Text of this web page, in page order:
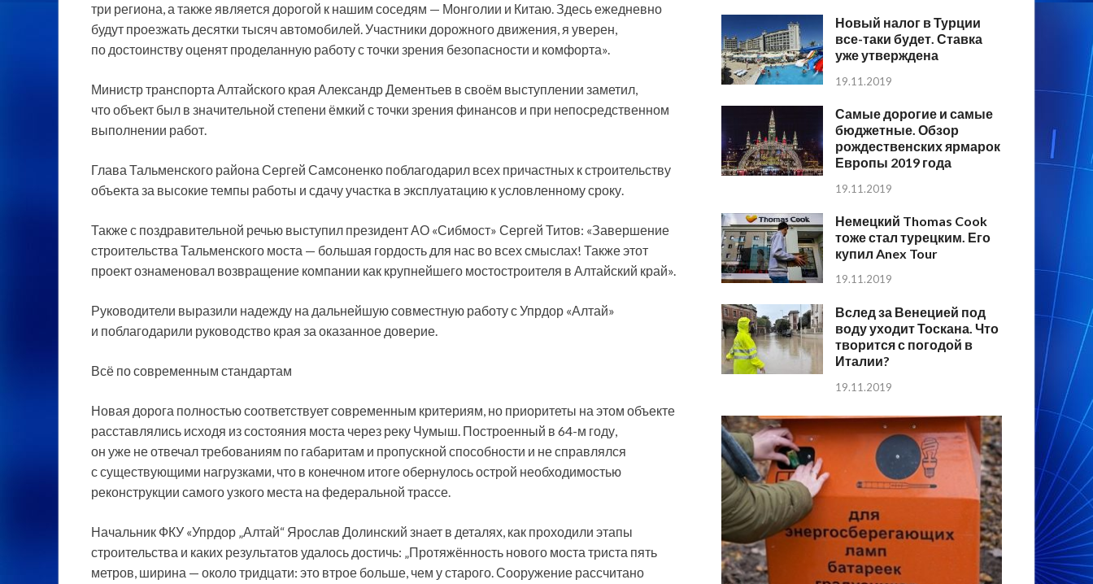
три региона, а также является дорогой к нашим соседям — Монголии и Китаю. Здесь ежедневно
будут проезжать десятки тысяч автомобилей. Участники дорожного движения, я уверен,
по достоинству оценят проделанную работу с точки зрения безопасности и комфорта».
Министр транспорта Алтайского края Александр Дементьев в своём выступлении заметил,
что объект был в значительной степени ёмкий с точки зрения финансов и при непосредственном
выполнении работ.
Глава Тальменского района Сергей Самсоненко поблагодарил всех причастных к строительству
объекта за высокие темпы работы и сдачу участка в эксплуатацию к условленному сроку.
Также с поздравительной речью выступил президент АО «Сибмост» Сергей Титов: «Завершение
строительства Тальменского моста — большая гордость для нас во всех смыслах! Также этот
проект ознаменовал возвращение компании как крупнейшего мостостроителя в Алтайский край».
Руководители выразили надежду на дальнейшую совместную работу с Упрдор «Алтай»
и поблагодарили руководство края за оказанное доверие.
Всё по современным стандартам
Новая дорога полностью соответствует современным критериям, но приоритеты на этом объекте
расставлялись исходя из состояния моста через реку Чумыш. Построенный в 64-м году,
он уже не отвечал требованиям по габаритам и пропускной способности и не справлялся
с существующими нагрузками, что в конечном итоге обернулось острой необходимостью
реконструкции самого узкого места на федеральной трассе.
Начальник ФКУ «Упрдор „Алтай“ Ярослав Долинский знает в деталях, как проходили этапы
строительства и каких результатов удалось достичь: „Протяжённость нового моста триста пять
метров, ширина — около тридцати: это втрое больше, чем у старого. Сооружение рассчитано
Новый налог в Турции
все-таки будет. Ставка
уже утверждена
19.11.2019
Самые дорогие и самые
бюджетные. Обзор
рождественских ярмарок
Европы 2019 года
19.11.2019
Немецкий Thomas Cook
тоже стал турецким. Его
купил Anex Tour
19.11.2019
Вслед за Венецией под
воду уходит Тоскана. Что
творится с погодой в
Италии?
19.11.2019